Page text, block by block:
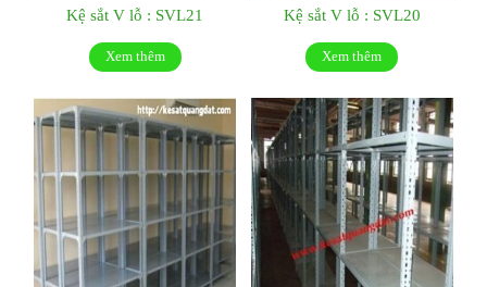
Kệ sắt V lỗ : SVL21
Xem thêm
Kệ sắt V lỗ : SVL20
Xem thêm